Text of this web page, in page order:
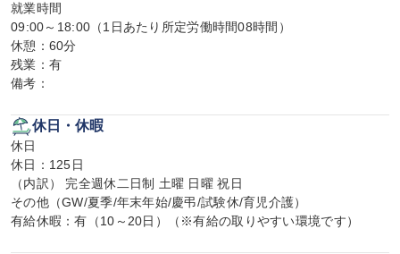
就業時間
09:00～18:00（1日あたり所定労働時間08時間）
休憩：60分
残業：有
備考：
休日・休暇
休日
休日：125日
（内訳） 完全週休二日制 土曜 日曜 祝日
その他（GW/夏季/年末年始/慶弔/試験休/育児介護）
有給休暇：有（10～20日）（※有給の取りやすい環境です）